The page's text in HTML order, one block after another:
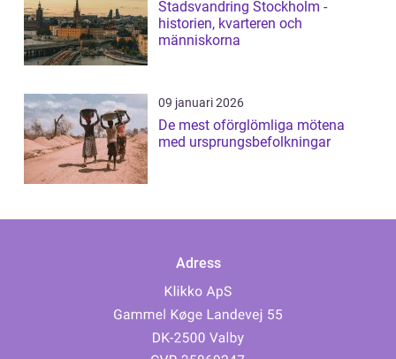
Stadsvandring Stockholm -
historien, kvarteren och
människorna
09 januari 2026
De mest oförglömliga mötena
med ursprungsbefolkningar
Adress